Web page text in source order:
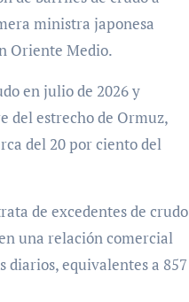
ministra japonesa
Oriente Medio.
en julio de 2026 y
del estrecho de Ormuz,
del 20 por ciento del
de excedentes de crudo
una relación comercial
equivalentes a 857